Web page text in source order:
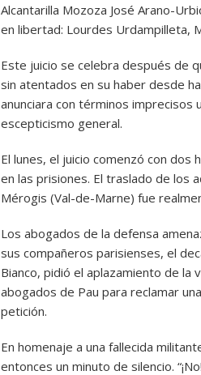
Alcantarilla Mozoza José Arano-
en libertad: Lourdes Urdampilleta,
Este juicio se celebra después de
sin atentados en su haber desde
anunciara con términos imprecisos
escepticismo general.
El lunes, el juicio comenzó con
en las prisiones. El traslado de los
Mérogis (Val-de-Marne) fue
Los abogados de la defensa
sus compañeros parisienses, el
Bianco, pidió el aplazamiento de la
abogados de Pau para reclamar
petición.
En homenaje a una fallecida
entonces un minuto de silencio.